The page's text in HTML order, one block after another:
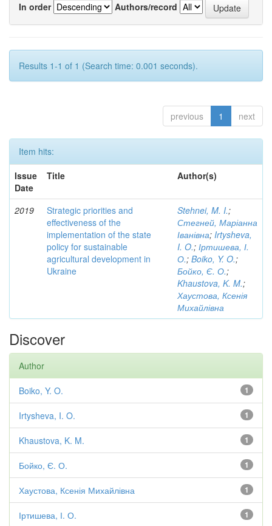
In order
Authors/record
Results 1-1 of 1 (Search time: 0.001 seconds).
previous 1 next
Item hits:
Issue
Date
Title Author(s)
2019
Strategic priorities and
effectiveness of the
implementation of the state
policy for sustainable
agricultural development in
Ukraine
Stehnei, M. I.;
Стегней, Маріанна
Іванівна; Irtysheva,
I. O.; Іртишева, І.
О.; Boiko, Y. O.;
Бойко, Є. О.;
Khaustova, K. M.;
Хаустова, Ксенія
Михайлівна
Discover
Author
1
Boiko, Y. O.
1
Irtysheva, I. O.
1
Khaustova, K. M.
1
Бойко, Є. О.
1
Хаустова, Ксенія Михайлівна
1
Іртишева, І. О.